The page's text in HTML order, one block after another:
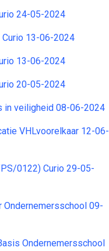
24-05-2024
Curio 13-06-2024
13-06-2024
20-05-2024
in veiligheid 08-06-2024
VHLvoorelkaar 12-06-
0122) Curio 29-05-
Ondernemersschool 09-
Ondernemersschool